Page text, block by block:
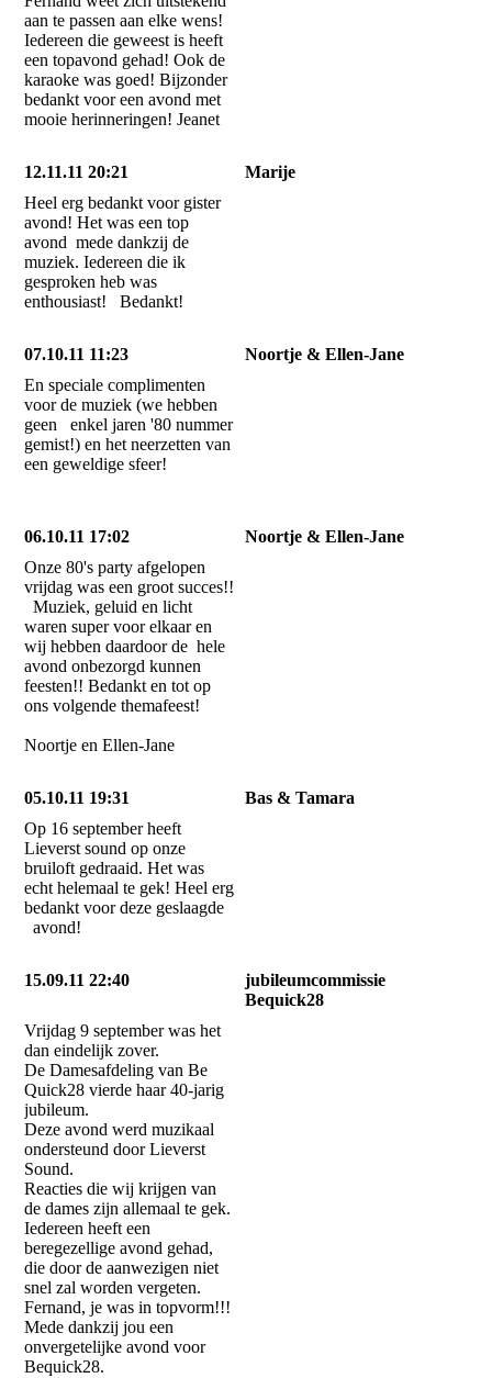
aan te passen aan elke wens!
Iedereen die geweest is heeft
een topavond gehad! Ook de
karaoke was goed! Bijzonder
bedankt voor een avond met
mooie herinneringen! Jeanet
12.11.11 20:21
Marije
Heel erg bedankt voor gister
avond! Het was een top
avond mede dankzij de
muziek. Iedereen die ik
gesproken heb was
enthousiast! Bedankt!
07.10.11 11:23
Noortje & Ellen-Jane
En speciale complimenten
voor de muziek (we hebben
geen enkel jaren '80 nummer
gemist!) en het neerzetten van
een geweldige sfeer!
06.10.11 17:02
Noortje & Ellen-Jane
Onze 80's party afgelopen
vrijdag was een groot succes!!
Muziek, geluid en licht
waren super voor elkaar en
wij hebben daardoor de hele
avond onbezorgd kunnen
feesten!! Bedankt en tot op
ons volgende themafeest!
Noortje en Ellen-Jane
05.10.11 19:31
Bas & Tamara
Op 16 september heeft
Lieverst sound op onze
bruiloft gedraaid. Het was
echt helemaal te gek! Heel erg
bedankt voor deze geslaagde
avond!
15.09.11 22:40
jubileumcommissie
Bequick28
Vrijdag 9 september was het
dan eindelijk zover.
De Damesafdeling van Be
Quick28 vierde haar 40-jarig
jubileum.
Deze avond werd muzikaal
ondersteund door Lieverst
Sound.
Reacties die wij krijgen van
de dames zijn allemaal te gek.
Iedereen heeft een
beregezellige avond gehad,
die door de aanwezigen niet
snel zal worden vergeten.
Fernand, je was in topvorm!!!
Mede dankzij jou een
onvergetelijke avond voor
Bequick28.